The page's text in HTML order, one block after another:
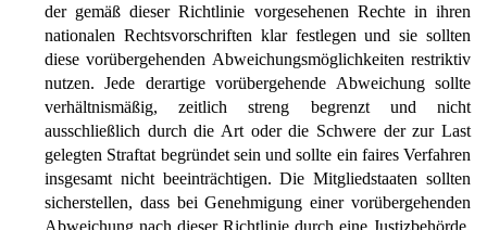
der gemäß dieser Richtlinie vorgesehenen Rechte in ihren
nationalen Rechtsvorschriften klar festlegen und sie sollten
diese vorübergehenden Abweichungsmöglichkeiten restriktiv
nutzen. Jede derartige vorübergehende Abweichung sollte
verhältnismäßig, zeitlich streng begrenzt und nicht
ausschließlich durch die Art oder die Schwere der zur Last
gelegten Straftat begründet sein und sollte ein faires Verfahren
insgesamt nicht beeinträchtigen. Die Mitgliedstaaten sollten
sicherstellen, dass bei Genehmigung einer vorübergehenden
Abweichung nach dieser Richtlinie durch eine Justizbehörde,